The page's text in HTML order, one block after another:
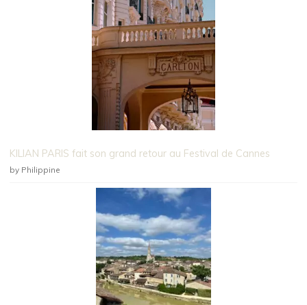
KILIAN PARIS fait son grand retour au Festival de Cannes
by Philippine